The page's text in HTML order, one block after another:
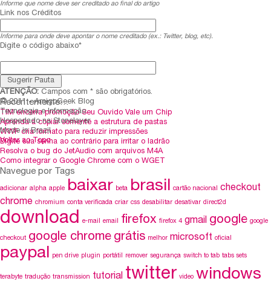
Informe que nome deve ser creditado ao final do artigo
Link nos Créditos
Informe para onde deve apontar o nome creditado (ex.: Twitter, blog, etc).
Digite o código abaixo*
ATENÇÃO: Campos com * são obrigatórios.
Recentemente…
TIM encerra promoção Seu Ouvido Vale um Chip
Aprenda a copiar somente a estrutura de pastas
WWF cria formato para reduzir impressões
Digite sua senha ao contrário para irritar o ladrão
Resolva o bug do JetAudio com arquivos M4A
Como integrar o Google Chrome com o WGET
Navegue por Tags
adicionar alpha apple baixar beta brasil cartão nacional
checkout
chrome chromium conta verificada criar css desabilitar desativar direct2d
download e-mail email firefox firefox 4 gmail google google
checkout google chrome grátis melhor microsoft oficial
paypal pen drive plugin portátil remover segurança switch to tab tabs sets
terabyte tradução transmission tutorial twitter video windows
© 2011 - AmigoGeek Blog
Tecnologia e Informação
Hospedado na Stonelayer
Made in Brazil
Voltar ao Topo